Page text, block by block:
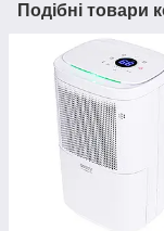
Подібні товари